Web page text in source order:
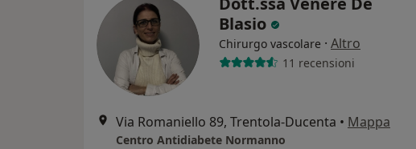
Blasio
Chirurgo vascolare · Altro
11 recensioni
Via Romaniello 89, Trentola-Ducenta • Mappa
Centro Antidiabete Normanno